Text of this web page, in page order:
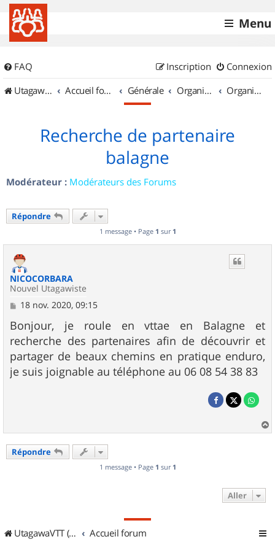
Menu
FAQ Connexion
Inscription
UtagawaVTT (Randos VTT et VTTAE avec traces GPS)
Accueil forum Générale Organisation de sorties & Recherche de partenaires Organisation de sorties en région Corse
Recherche de partenaire
balagne
Modérateur : Modérateurs des Forums
Répondre
1 message • Page 1 sur 1
NICOCORBARA
Nouvel Utagawiste
M
s
s
a
g
e
18 nov. 2020, 09:15
Bonjour, je roule en vttae en Balagne et
recherche des partenaires afin de découvrir et
partager de beaux chemins en pratique enduro,
je suis joignable au téléphone au 06 08 54 38 83
a
Répondre
1 message • Page 1 sur 1
Aller
UtagawaVTT (Randos VTT et VTTAE avec traces GPS) Accueil forum